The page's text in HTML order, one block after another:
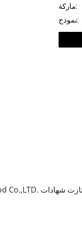
ماركة:
نموذج: